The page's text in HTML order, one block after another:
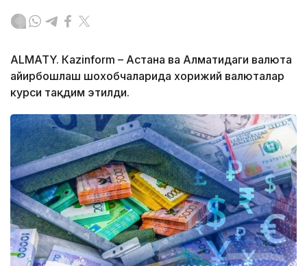
ALMATY. Кazinform – Астана ва Алматидаги валюта
айирбошлаш шохобчаларида хорижий валюталар
курси тақдим этилди.